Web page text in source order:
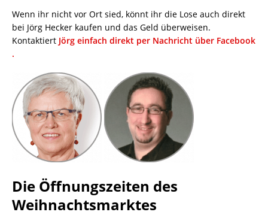
Wenn ihr nicht vor Ort sied, könnt ihr die Lose auch direkt
bei Jörg Hecker kaufen und das Geld überweisen.
Kontaktiert Jörg einfach direkt per Nachricht über Facebook
.
Die Öffnungszeiten des
Weihnachtsmarktes